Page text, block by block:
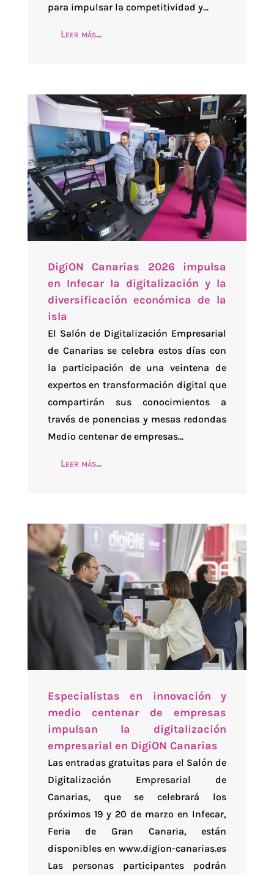
para impulsar la competitividad y...
Leer más...
DigiON Canarias 2026 impulsa
en Infecar la digitalización y la
diversificación económica de la
isla
El Salón de Digitalización Empresarial
de Canarias se celebra estos días con
la participación de una veintena de
expertos en transformación digital que
compartirán sus conocimientos a
través de ponencias y mesas redondas
Medio centenar de empresas...
Leer más...
Especialistas en innovación y
medio centenar de empresas
impulsan la digitalización
empresarial en DigiON Canarias
Las entradas gratuitas para el Salón de
Digitalización Empresarial de
Canarias, que se celebrará los
próximos 19 y 20 de marzo en Infecar,
Feria de Gran Canaria, están
disponibles en www.digion-canarias.es
Las personas participantes podrán